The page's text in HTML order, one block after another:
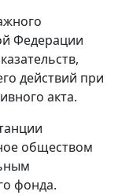
Федерации
действий при
акта.
обществом
фонда.